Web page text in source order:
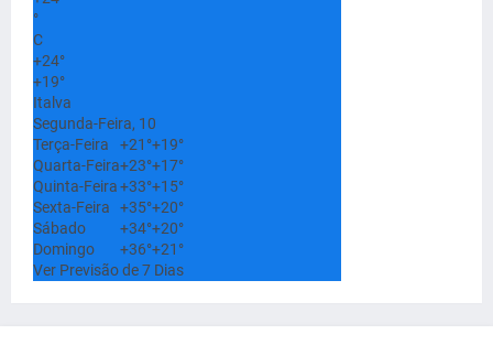
°
C
+24°
+19°
Italva
Segunda-Feira, 10
Terça-Feira
+21°+19°
Quarta-Feira+23°+17°
Quinta-Feira+33°+15°
Sexta-Feira
+35°+20°
Sábado
+34°+20°
Domingo
+36°+21°
Ver Previsão de 7 Dias